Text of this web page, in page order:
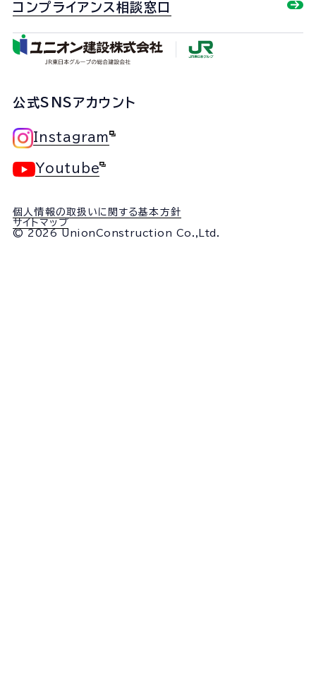
コンプライアンス相談窓口
公式SNSアカウント
Instagram
Youtube
© 2026 UnionConstruction Co.,Ltd.
個人情報の取扱いに関する基本方針
サイトマップ